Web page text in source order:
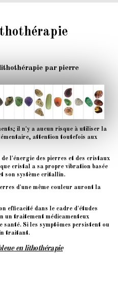
par pierre
il n'y a aucun risque à utiliser la
attention toutefois aux
l'énergie des pierres et des cristaux
cristal a sa propre vibration basée
son système critallin.
d'une même couleur auront la
efficacité dans le cadre d'études
un traitement médicamenteux
santé. Si les symptômes persistent ou
traitant.
en lithothérapie